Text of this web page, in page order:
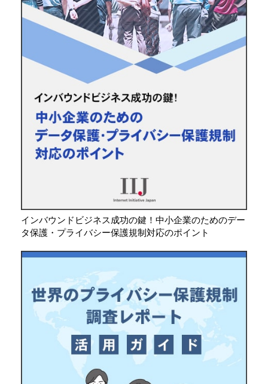
インバウンドビジネス成功の鍵！中小企業のためのデー
タ保護・プライバシー保護規制対応のポイント